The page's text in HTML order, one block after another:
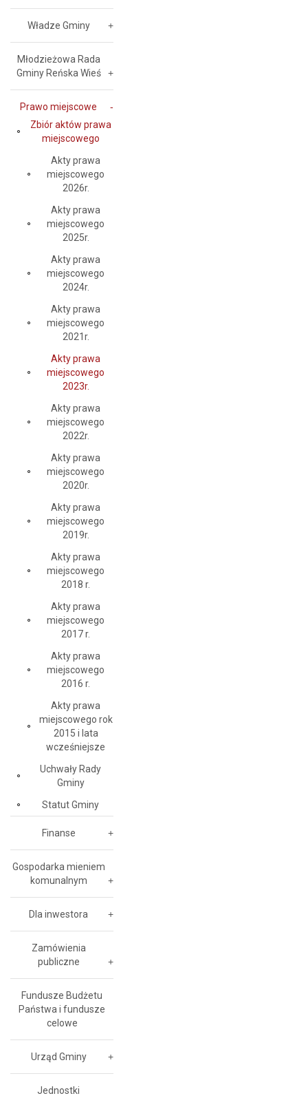
Władze Gminy
Młodzieżowa Rada
Gminy Reńska Wieś
Prawo miejscowe
Zbiór aktów prawa
miejscowego
Akty prawa
miejscowego
2026r.
Akty prawa
miejscowego
2025r.
Akty prawa
miejscowego
2024r.
Akty prawa
miejscowego
2021r.
Akty prawa
miejscowego
2023r.
Akty prawa
miejscowego
2022r.
Akty prawa
miejscowego
2020r.
Akty prawa
miejscowego
2019r.
Akty prawa
miejscowego
2018 r.
Akty prawa
miejscowego
2017 r.
Akty prawa
miejscowego
2016 r.
Akty prawa
miejscowego rok
2015 i lata
wcześniejsze
Uchwały Rady
Gminy
Statut Gminy
Finanse
Gospodarka mieniem
komunalnym
Dla inwestora
Zamówienia
publiczne
Fundusze Budżetu
Państwa i fundusze
celowe
Urząd Gminy
Jednostki